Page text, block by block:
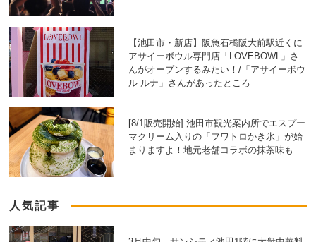
【池田市・新店】阪急石橋阪大前駅近くに
アサイーボウル専門店「LOVEBOWL」さ
んがオープンするみたい！/「アサイーボウ
ル ルナ」さんがあったところ
[8/1販売開始] 池田市観光案内所でエスプー
マクリーム入りの「フワトロかき氷」が始
まりますよ！地元老舗コラボの抹茶味も
人気記事